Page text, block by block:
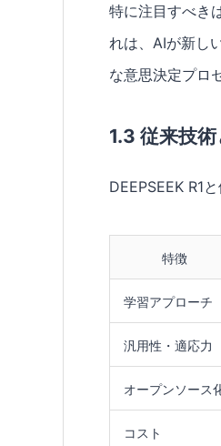
特に注目すべき
れは、AIが新し
な意思決定プロ
1.3 従来技
DEEPSEEK R1
特徴
学習アプローチ
汎用性・適応力
オープンソース
コスト